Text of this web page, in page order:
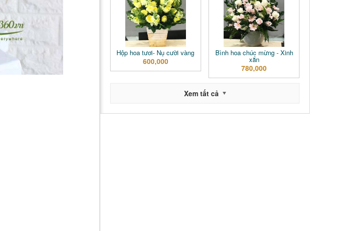
Hộp hoa tươi- Nụ cười vàng
600,000
Bình hoa chúc mừng - Xinh
xắn
780,000
Xem tất cả